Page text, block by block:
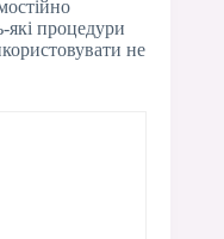
які процедури
не